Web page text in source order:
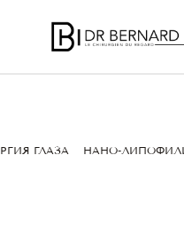
ГЛАЗА НАНО-